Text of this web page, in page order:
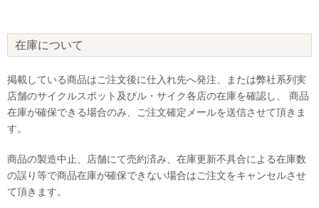
在庫について
掲載している商品はご注文後に仕入れ先へ発注、または弊社系列実
店舗のサイクルスポット及びル・サイク各店の在庫を確認し、 商品
在庫が確保できる場合のみ、ご注文確定メールを送信させて頂きま
す。
商品の製造中止、店舗にて売約済み、在庫更新不具合による在庫数
の誤り等で商品在庫が確保できない場合はご注文をキャンセルさせ
て頂きます。